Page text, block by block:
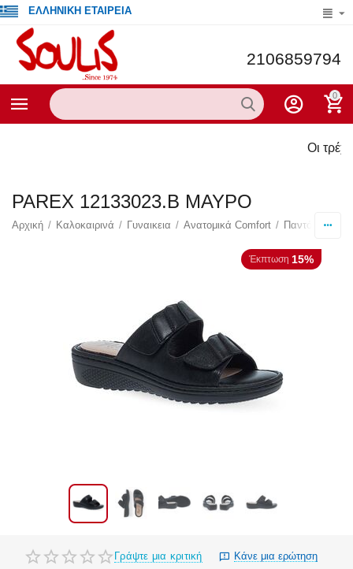
ΕΛΛΗΝΙΚΗ ΕΤΑΙΡΕΙΑ
2106859794
0
Οι τρέχουσες
PAREX 12133023.B ΜΑΥΡΟ
Αρχική / Καλοκαιρινά / Γυναικεια / Ανατομικά Comfort / Παντόφλες
Έκπτωση 15%
Γράψτε μια κριτική
Κάνε μια ερώτηση